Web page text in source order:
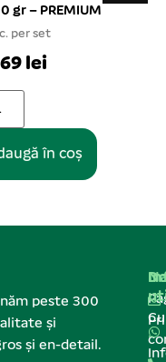
3
per set
lei
în coș
peste 300
și
și en-detail.